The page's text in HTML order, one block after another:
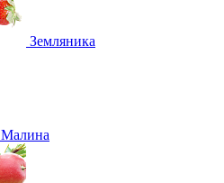
Земляника
Малина